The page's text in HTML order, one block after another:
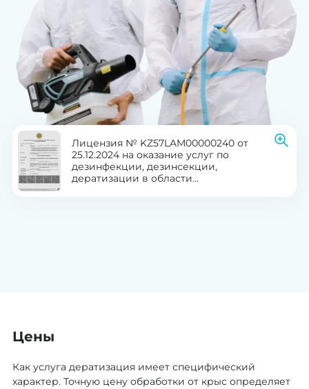
Лицензия № KZ57LAM00000240 от
25.12.2024 на оказание услуг по
дезинфекции, дезинсекции,
дератизации в области
Цены
Как услуга дератизация имеет специфический
характер. Точную цену обработки от крыс определяет